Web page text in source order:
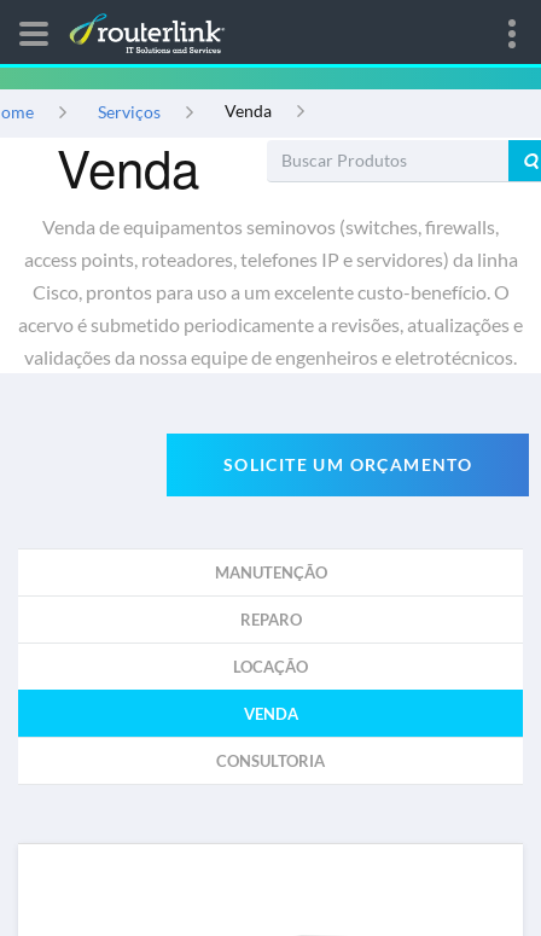
Serviços Venda
Venda
Venda de equipamentos seminovos (switches, firewalls,
access points, roteadores, telefones IP e servidores) da linha
Cisco, prontos para uso a um excelente custo-benefício. O
acervo é submetido periodicamente a revisões, atualizações e
validações da nossa equipe de engenheiros e eletrotécnicos.
SOLICITE UM ORÇAMENTO
MANUTENÇÃO
REPARO
LOCAÇÃO
VENDA
CONSULTORIA